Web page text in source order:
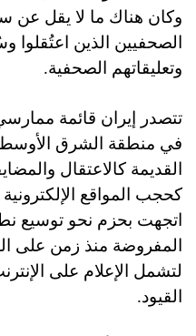
وكان هناك ما لا يقل عن
الصحفيين الذين اعتُقلوا
وتعليقاتهم الصحفية.
تتصدر إيران قائمة
في منطقة الشرق
القديمة كالاعتقال
كحجب المواقع
اتجهت بحزم نحو توسيع
المفروضة منذ زمن على
لتشمل الإعلام على
القيود.